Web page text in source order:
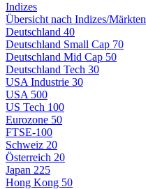
Indizes
Übersicht nach Indizes/Märkten
Deutschland 40
Deutschland Small Cap 70
Deutschland Mid Cap 50
Deutschland Tech 30
USA Industrie 30
USA 500
US Tech 100
Eurozone 50
FTSE-100
Schweiz 20
Österreich 20
Japan 225
Hong Kong 50